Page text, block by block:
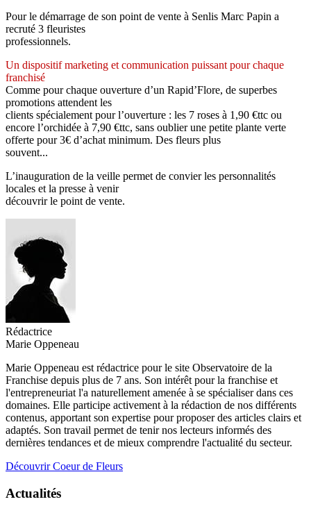
Pour le démarrage de son point de vente à Senlis Marc Papin a
recruté 3 fleuristes
professionnels.
Un dispositif marketing et communication puissant pour chaque
franchisé
Comme pour chaque ouverture d’un Rapid’Flore, de superbes
promotions attendent les
clients spécialement pour l’ouverture : les 7 roses à 1,90 €ttc ou
encore l’orchidée à 7,90 €ttc, sans oublier une petite plante verte
offerte pour 3€ d’achat minimum. Des fleurs plus
souvent...
L’inauguration de la veille permet de convier les personnalités
locales et la presse à venir
découvrir le point de vente.
Rédactrice
Marie Oppeneau
Marie Oppeneau est rédactrice pour le site Observatoire de la
Franchise depuis plus de 7 ans. Son intérêt pour la franchise et
l'entrepreneuriat l'a naturellement amenée à se spécialiser dans ces
domaines. Elle participe activement à la rédaction de nos différents
contenus, apportant son expertise pour proposer des articles clairs et
adaptés. Son travail permet de tenir nos lecteurs informés des
dernières tendances et de mieux comprendre l'actualité du secteur.
Découvrir Coeur de Fleurs
Actualités